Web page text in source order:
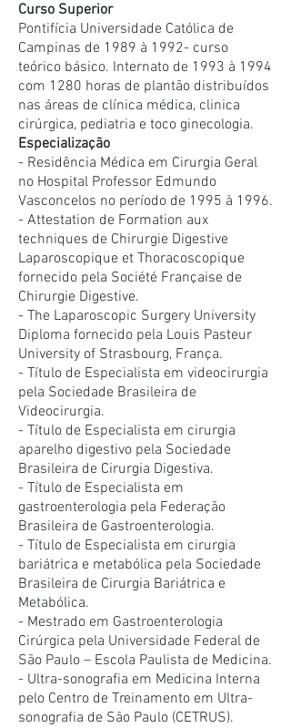
Curso Superior
Pontifícia Universidade Católica de
Campinas de 1989 à 1992- curso
teórico básico. Internato de 1993 à 1994
com 1280 horas de plantão distribuídos
nas áreas de clínica médica, clinica
cirúrgica, pediatria e toco ginecologia.
Especialização
- Residência Médica em Cirurgia Geral
no Hospital Professor Edmundo
Vasconcelos no período de 1995 à 1996.
- Attestation de Formation aux
techniques de Chirurgie Digestive
Laparoscopique et Thoracoscopique
fornecido pela Société Française de
Chirurgie Digestive.
- The Laparoscopic Surgery University
Diploma fornecido pela Louis Pasteur
University of Strasbourg, França.
- Título de Especialista em videocirurgia
pela Sociedade Brasileira de
Videocirurgia.
- Título de Especialista em cirurgia
aparelho digestivo pela Sociedade
Brasileira de Cirurgia Digestiva.
- Título de Especialista em
gastroenterologia pela Federação
Brasileira de Gastroenterologia.
- Título de Especialista em cirurgia
bariátrica e metabólica pela Sociedade
Brasileira de Cirurgia Bariátrica e
Metabólica.
- Mestrado em Gastroenterologia
Cirúrgica pela Universidade Federal de
São Paulo – Escola Paulista de Medicina.
- Ultra-sonografia em Medicina Interna
pelo Centro de Treinamento em Ultra-
sonografia de São Paulo (CETRUS).